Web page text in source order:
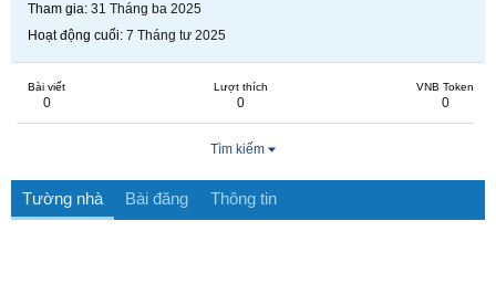
Tham gia 31 Tháng ba 2025
Hoạt động cuối 7 Tháng tư 2025
Bài viết
0
Lượt thích
0
VNB Token
0
Tìm kiếm
Tường nhà Bài đăng Thông tin